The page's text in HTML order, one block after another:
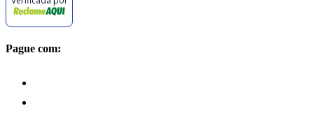
Pague com: